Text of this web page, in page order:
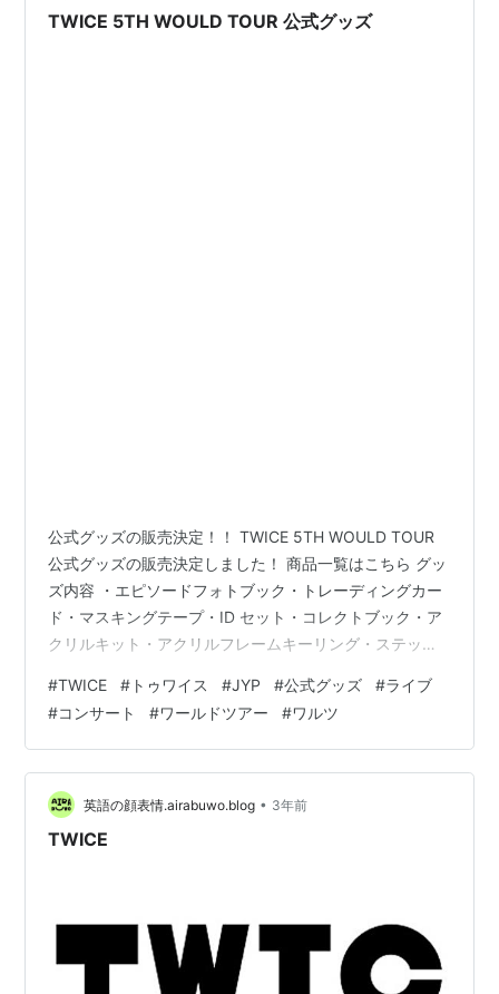
TWICE 5TH WOULD TOUR 公式グッズ
公式グッズの販売決定！！ TWICE 5TH WOULD TOUR
公式グッズの販売決定しました！ 商品一覧はこちら グッ
ズ内容 ・エピソードフォトブック・トレーディングカー
ド・マスキングテープ・ID セット・コレクトブック・ア
クリルキット・アクリルフレームキーリング・ステッカ
ストラップ・アルバムバッジ・ツアーバッジ・ペンライ
トカバー・ラブリーキーリング・ファブリックポスタ
ー・カップセット・バケットハット・ポーチ・折りたた
みミラー・ダブマット・ペンダント・リユーザブルカッ
プ 商品一覧 楽天市場で商品を見る kpopsaishin.hatebl…
#TWICE # トゥワイス #JYP #公式グッズ #ライブ
#コンサート #ワールドツアー #ワルツ
英語の顔表情.airabuwo.blog • 3年前
TWICE